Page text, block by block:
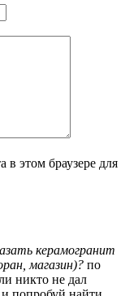
в этом браузере для
керамогранит
магазин)? по
никто не дал